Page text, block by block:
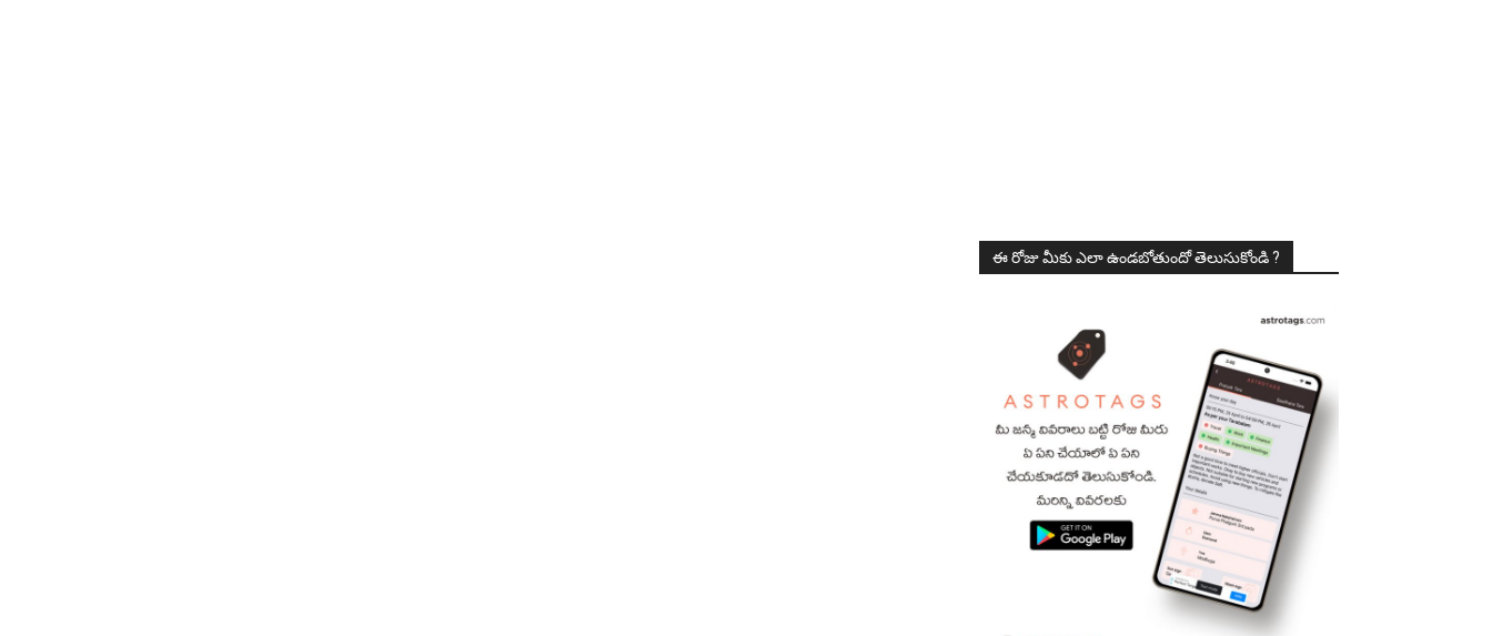
ఈ రోజు మీకు ఎలా ఉండబోతుందో తెలుసుకోండి ?